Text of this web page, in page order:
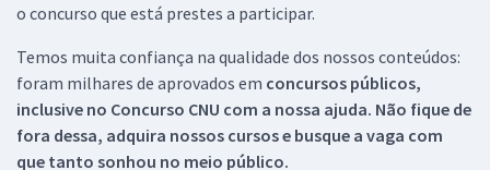
o concurso que está prestes a participar.
Temos muita confiança na qualidade dos nossos conteúdos:
foram milhares de aprovados em concursos públicos,
inclusive no Concurso CNU com a nossa ajuda. Não fique de
fora dessa, adquira nossos cursos e busque a vaga com
que tanto sonhou no meio público.